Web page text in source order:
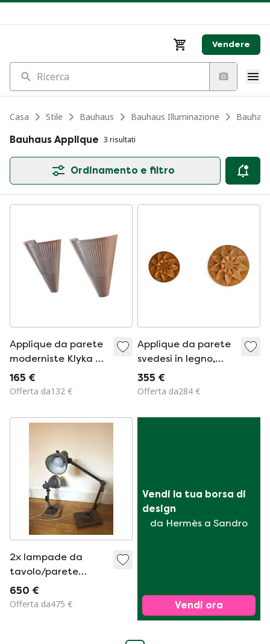
Vendere
Ricerca
Casa Stile Bauhaus Bauhaus Illuminazione
Bauhaus Applique 3 risultati
Ordinamento e filtro
Applique da parete
moderniste Klyka di
Ikea, Svezia, 1987,
set da 2.
165 €
Offerta da132 €
Applique da parete
svedesi in legno,
realizzate a mano,
set da 2
355 €
Offerta da284 €
2x lampade da
tavolo/parete
Kandem Marianne
Brandt Bauhaus
650 €
Offerta da475 €
Vendi la tua borsa di
design
da Hermès a Sandro
Vendi ora